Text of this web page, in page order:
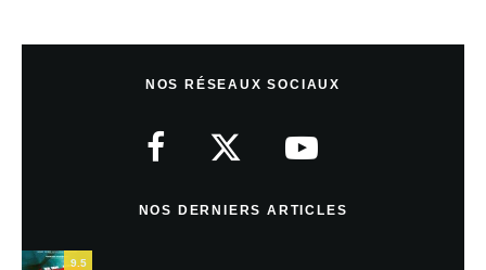
NOS RÉSEAUX SOCIAUX
NOS DERNIERS ARTICLES
9.5